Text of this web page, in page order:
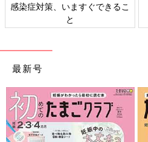
感染症対策、いますぐできるこ
と
最新号